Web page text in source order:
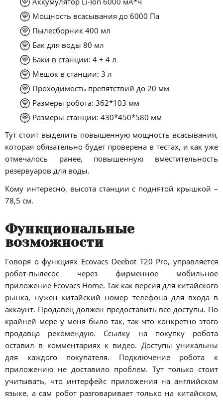
Мощность всасывания до 6000 Па
Пылесборник 400 мл
Бак для воды 80 мл
Баки в станции: 4 + 4 л
Мешок в станции: 3 л
Проходимость препятствий до 20 мм
Размеры робота: 362*103 мм
Размеры станции: 430*450*580 мм
Тут стоит выделить повышенную мощность всасывания,
которая обязательно будет проверена в тестах, и как уже
отмечалось ранее, повышенную вместительность
резервуаров для воды.
Кому интересно, высота станции с поднятой крышкой –
78,5 см.
Функциональные
возможности
Говоря о функциях Ecovacs Deebot T20 Pro, управляется
робот-пылесос через фирменное мобильное
приложение Ecovacs Home. Так как версия для китайского
рынка, нужен китайский номер телефона для входа в
аккаунт. Продавец должен предоставить все доступы. По
крайней мере у меня было так, так что конкретно этого
продавца рекомендую. Ссылку на покупку робота
оставил в комментариях к видео. Доступы уникальны
для каждого покупателя. Подключение робота к
приложению не доставило проблем. Тут только стоит
учитывать, что интерфейс приложения на английском
языке, а сам робот разговаривает только на китайском,